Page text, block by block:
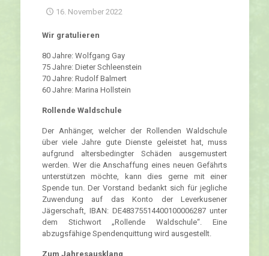
16. November 2022
Wir gratulieren
80 Jahre: Wolfgang Gay
75 Jahre: Dieter Schleenstein
70 Jahre: Rudolf Balmert
60 Jahre: Marina Hollstein
Rollende Waldschule
Der Anhänger, welcher der Rollenden Waldschule
über viele Jahre gute Dienste geleistet hat, muss
aufgrund altersbedingter Schäden ausgemustert
werden. Wer die Anschaffung eines neuen Gefährts
unterstützen möchte, kann dies gerne mit einer
Spende tun. Der Vorstand bedankt sich für jegliche
Zuwendung auf das Konto der Leverkusener
Jägerschaft, IBAN: DE48375514400100006287 unter
dem Stichwort „Rollende Waldschule“. Eine
abzugsfähige Spendenquittung wird ausgestellt.
Zum Jahresausklang